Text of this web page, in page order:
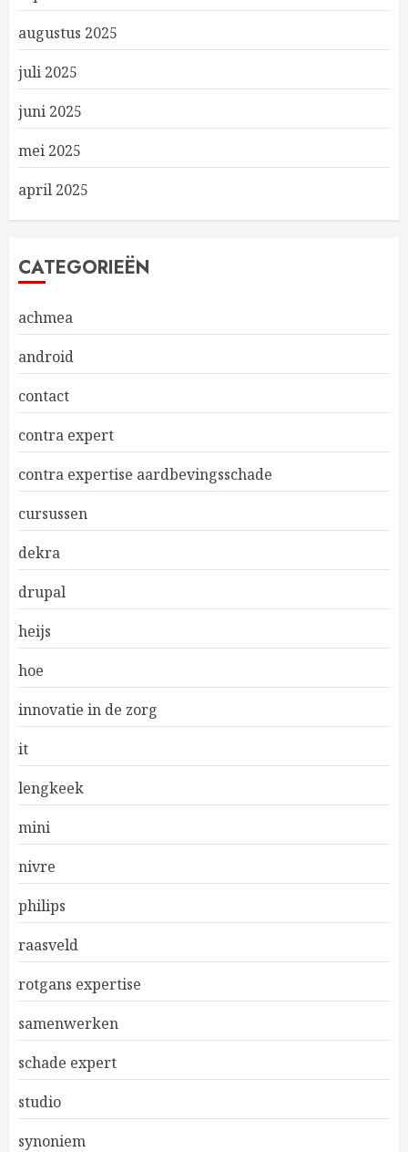
augustus 2025
juli 2025
juni 2025
mei 2025
april 2025
CATEGORIEËN
achmea
android
contact
contra expert
contra expertise aardbevingsschade
cursussen
dekra
drupal
heijs
hoe
innovatie in de zorg
it
lengkeek
mini
nivre
philips
raasveld
rotgans expertise
samenwerken
schade expert
studio
synoniem